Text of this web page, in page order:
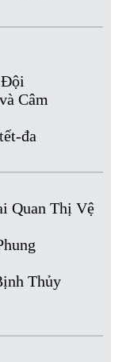
Câm
đa
Quan Thị Vệ
Thủy